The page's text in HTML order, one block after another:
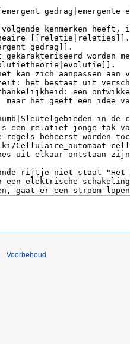
Voorbehoud